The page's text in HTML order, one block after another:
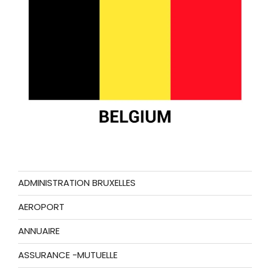
ADMINISTRATION BRUXELLES
AEROPORT
ANNUAIRE
ASSURANCE -MUTUELLE